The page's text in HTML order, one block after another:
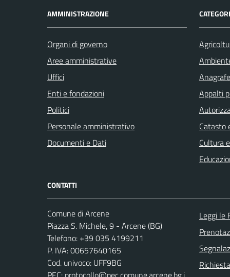
AMMINISTRAZIONE
Organi di governo
Aree amministrative
Uffici
Enti e fondazioni
Politici
Personale amministrativo
Documenti e Dati
Appalti
Catasto
Cultura
CONTATTI
Comune di Arcene
Piazza S. Michele, 9 - Arcene (BG)
Telefono: +39 035 4199211
P. IVA: 00657640165
Cod. univoco: UFF9BG
Leggi le